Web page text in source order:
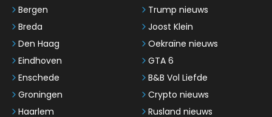
Bergen
Breda
Den Haag
Eindhoven
Enschede
Groningen
Haarlem
Trump nieuws
Joost Klein
Oekraïne nieuws
GTA 6
B&B Vol Liefde
Crypto nieuws
Rusland nieuws